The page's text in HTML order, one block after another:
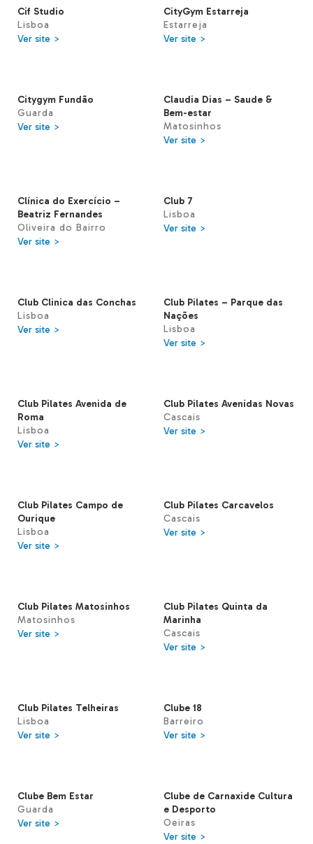
Cif Studio
Lisboa
Ver site >
CityGym Estarreja
Estarreja
Ver site >
Citygym Fundão
Guarda
Ver site >
Claudia Dias – Saude &
Bem-estar
Matosinhos
Ver site >
Clínica do Exercício –
Beatriz Fernandes
Oliveira do Bairro
Ver site >
Club 7
Lisboa
Ver site >
Club Clinica das Conchas
Lisboa
Ver site >
Club Pilates – Parque das
Nações
Lisboa
Ver site >
Club Pilates Avenida de
Roma
Lisboa
Ver site >
Club Pilates Avenidas Novas
Cascais
Ver site >
Club Pilates Campo de
Ourique
Lisboa
Ver site >
Club Pilates Carcavelos
Cascais
Ver site >
Club Pilates Matosinhos
Matosinhos
Ver site >
Club Pilates Quinta da
Marinha
Cascais
Ver site >
Club Pilates Telheiras
Lisboa
Ver site >
Clube 18
Barreiro
Ver site >
Clube Bem Estar
Guarda
Ver site >
Clube de Carnaxide Cultura
e Desporto
Oeiras
Ver site >